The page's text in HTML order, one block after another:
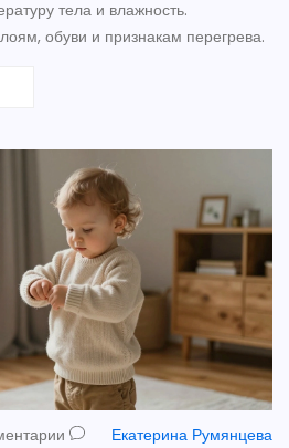
тела и влажность.
обуви и признакам перегрева.
Екатерина Румянцева